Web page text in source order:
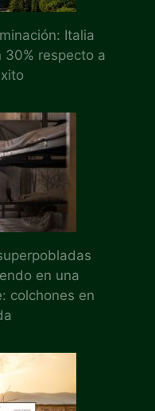
Italia
30% respecto a
en una
colchones en